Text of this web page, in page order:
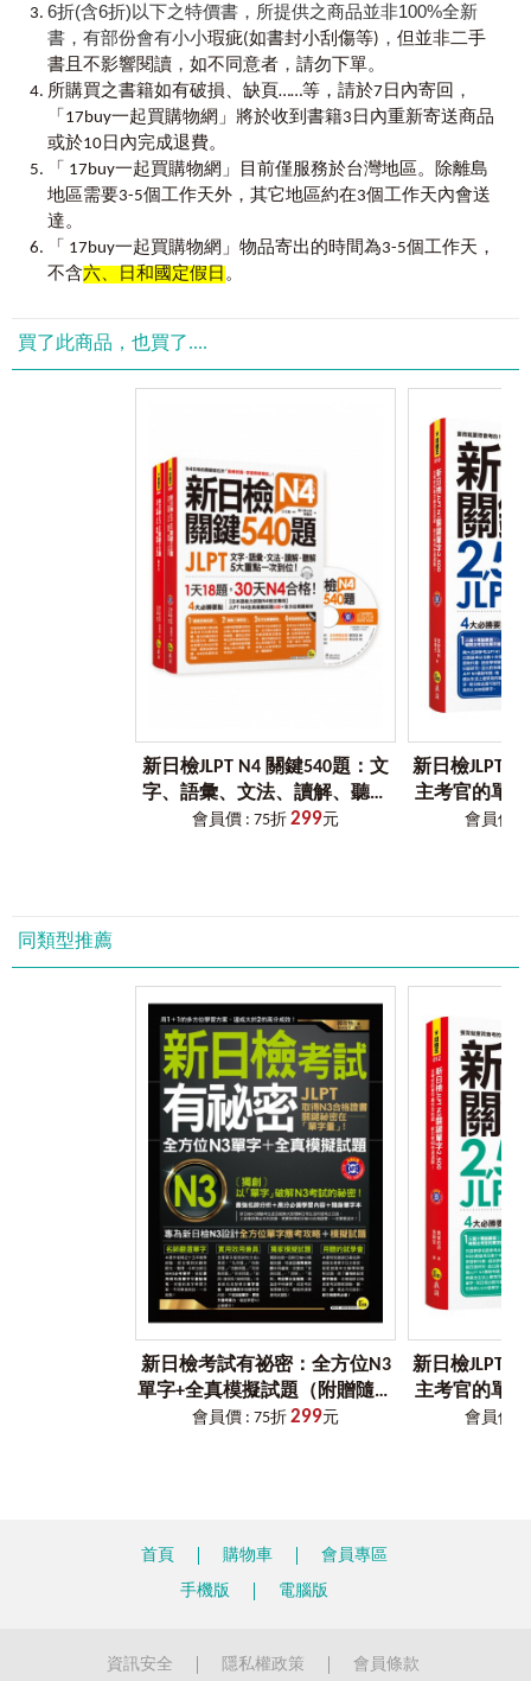
走到哪背到哪，突然想找什麼單字也能隨時翻閱！
聽力最即時
獨家免費附贈的虛擬點讀筆App，沒有CD播放器也沒關
係，用手機就能輕鬆聽音檔，學習不受限！
日檢教學專家好評推薦 】
★★★王可樂老師都好評推薦★★★
王可樂老師一起學好日文：
www.facebook.com/wangcolaneko/，考取日檢合格證書
【使用說明】
背單字的第一步可以先鎖定範圍，範圍可以一單元為基準，
或者配合自己的學習時間和步調來做調整。先將範圍內的單
字迅速掃描過一遍，留下初步印象後再更深入地去記憶。
搭配例句學習單字，越生活越好背
初步掃描單字後，下一步就是透過例句加深對單字的印象。
例句若是生活化，不僅記得快，背得也開心，最重要的是，
之後不論是在考場上或是生活中都能運用，這樣才能稱得上
一本好的單字書。
用虛擬點讀筆 App，音檔一秒入耳
有好東西就要跟好讀者分享！有了本書獨家附贈的虛擬點讀
筆App，沒有CD播放器也沒關係，只要有手機和書籍就能隨
包含日文例句，聽整句，記更熟。
勤練擬真試題，檢視學習成效
各單元結束後，還有最擬真的單字試題可以練習。利用試題
步驟5善用查找功能，往前複習往後預習
單字看一看，一定會碰到「疑？這個單字跟某某單字好像」
的時候，這時候要在茫茫單字海裡找到那個字實在是一大工
程。本書在單字旁附上相似字的所在頁碼，往前翻是複習，
往後看是預習，記憶度大增沒話說。
隨身攜帶別冊，想背就背效果加倍
平時可以挑零碎的時間來背單字，但厚重的單字書只會給肩
膀沉重的負擔，而且常常帶出去了卻沒看，實在有些不便。
這種時候就用本書附贈的單字別冊，輕巧方便，隨身攜帶隨
時翻閱，瑣碎的時間又比別人多背好幾個單字。
考前要衝刺，參考單字重要度準沒錯
本書標示的單字重要度，能夠解決上考場前想做最後衝刺卻
不知道該怎麼衝的窘境。平時做好單字庫的整備，考前多看
重點單字，進考場就不慌，你只需要打開試卷，秒殺那些單
虛擬點讀筆介紹］
為什麼會有「虛擬點讀筆App」？
以往讀者購買語言學習工具書時，為了要聽隨書附贈的音檔，總是要
後來雖然有了利用QR Code描掃下載檔案至手機來聽取音檔的方式，
但手機不僅必須要一直處在上網的狀態，且從掃描到聽取音檔的時間
「虛擬點讀筆」App，並獲得專利，希望這個輔助學習的工具，能讓
6折(含6折)以下之特價書，所提供之商品並非100%全新
書，有部份會有小小瑕疵(如書封小刮傷等) ， 但並非二手
書且不影響閱讀 ， 如不同意者 ， 請勿下單。
所購買之書籍如有破損、缺頁……等，請於7日內寄回 ，
「17buy一起買購物網」將於收到書籍3日內重新寄送商品
或於10日內完成退費。
「 17buy一起買購物網」目前僅服務於台灣地區。除離島
地區需要3-5個工作天外，其它地區約在3個工作天內會送
達。
「 17buy一起買購物網」物品寄出的時間為3-5個工作天，
不含六、日和國定假日 。
買了此商品，也買了....
新日檢JLPT N4 關鍵540題：文
字、語彙、文法、讀解、聽解
一次到位（5回全真模擬試題
會員價 : 75折 299元
新日檢JLPT
主考官的單
日檢N1快速
會員價 :
同類型推薦
新日檢考試有祕密：全方位N3
單字+全真模擬試題（附贈隨身
單字本+1MP3+防水書套）
會員價 : 75折 299元
新日檢JLPT
主考官的單
日檢N3快速
會員價 :
首頁 購物車
會員專區
手機版
電腦版
資訊安全 隱私權政策 會員條款